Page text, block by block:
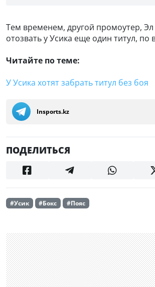
Тем временем, другой промоутер, Эл
отозвать у Усика еще один титул, по
Читайте по теме:
У Усика хотят забрать титул без боя
Insports.kz
ПОДЕЛИТЬСЯ
#Усик #Бокс #Пояс